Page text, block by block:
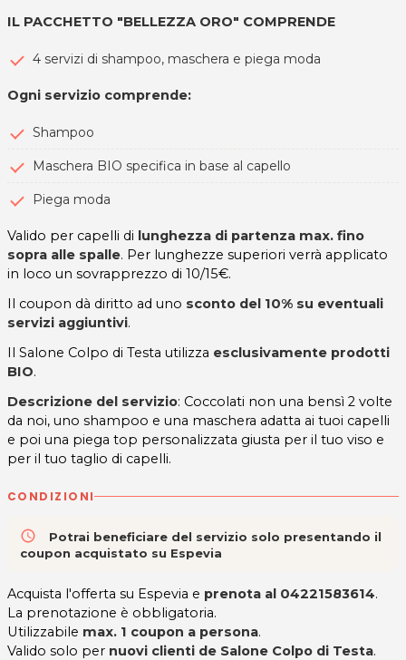
IL PACCHETTO "BELLEZZA ORO" COMPRENDE
4 servizi di shampoo, maschera e piega moda
Ogni servizio comprende:
Shampoo
Maschera BIO specifica in base al capello
Piega moda
Valido per capelli di lunghezza di partenza max. fino
sopra alle spalle. Per lunghezze superiori verrà applicato
in loco un sovrapprezzo di 10/15€.
Il coupon dà diritto ad uno sconto del 10% su eventuali
servizi aggiuntivi.
Il Salone Colpo di Testa utilizza esclusivamente prodotti
BIO.
Descrizione del servizio: Coccolati non una bensì 2 volte
da noi, uno shampoo e una maschera adatta ai tuoi capelli
e poi una piega top personalizzata giusta per il tuo viso e
per il tuo taglio di capelli.
CONDIZIONI
access_time
Potrai beneficiare del servizio solo presentando il
coupon acquistato su Espevia
Acquista l'offerta su Espevia e prenota al 04221583614.
La prenotazione è obbligatoria.
Utilizzabile max. 1 coupon a persona.
Valido solo per nuovi clienti de Salone Colpo di Testa.